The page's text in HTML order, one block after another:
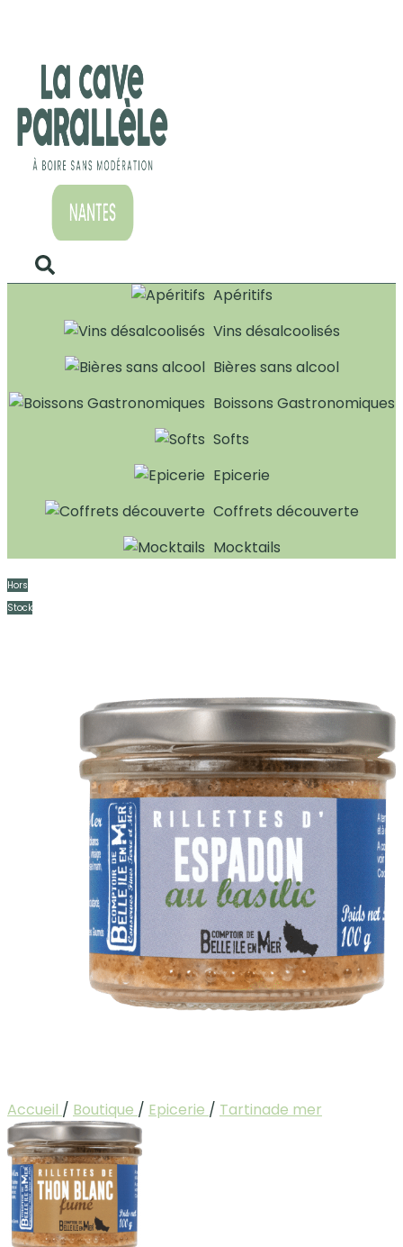
Apéritifs
Vins désalcoolisés
Bières sans alcool
Boissons Gastronomiques
Softs
Epicerie
Coffrets découverte
Mocktails
Hors
Stock
Accueil / Boutique / Epicerie / Tartinade mer